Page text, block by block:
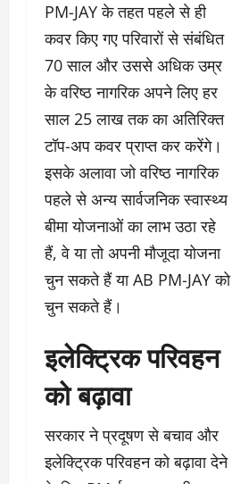
PM-JAY के तहत पहले से ही
कवर किए गए परिवारों से संबंधित
70 साल और उससे अधिक उम्र
के वरिष्ठ नागरिक अपने लिए हर
साल 25 लाख तक का अतिरिक्त
टॉप-अप कवर प्राप्त कर करेंगे।
इसके अलावा जो वरिष्ठ नागरिक
पहले से अन्य सार्वजनिक स्वास्थ्य
बीमा योजनाओं का लाभ उठा रहे
हैं, वे या तो अपनी मौजूदा योजना
चुन सकते हैं या AB PM-JAY को
चुन सकते हैं।
इलेक्ट्रिक परिवहन
को बढ़ावा
सरकार ने प्रदूषण से बचाव और
इलेक्ट्रिक परिवहन को बढ़ावा देने